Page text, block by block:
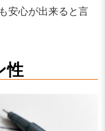
安心が出来ると言
性